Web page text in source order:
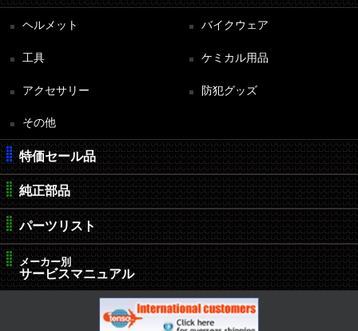
ヘルメット バイクウェア
工具 ケミカル用品
アクセサリー 防犯グッズ
その他
特価セール品
純正部品
パーツリスト
メーカー別
サービスマニュアル